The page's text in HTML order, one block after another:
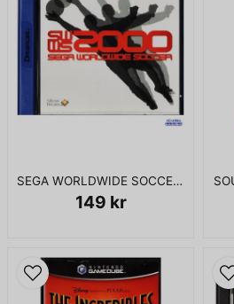
SEGA WORLDWIDE SOCCER 2000 DREAMCAST
149 kr